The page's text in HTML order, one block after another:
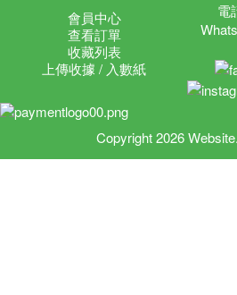
會員中心
查看訂單
收藏列表
上傳收據 / 入數紙
電
Copyright 2026 Website.